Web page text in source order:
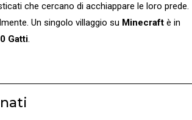
che cercano di acchiappare le loro prede.
Un singolo villaggio su Minecraftè in
Gatti.